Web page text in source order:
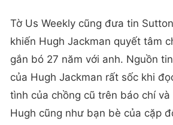
Tờ Us Weekly cũng đưa tin
khiến Hugh Jackman quyết tâm
gắn bó 27 năm với anh. Nguồn
của Hugh Jackman rất sốc khi
tình của chồng cũ trên báo chí
Hugh cũng như bạn bè của cặp